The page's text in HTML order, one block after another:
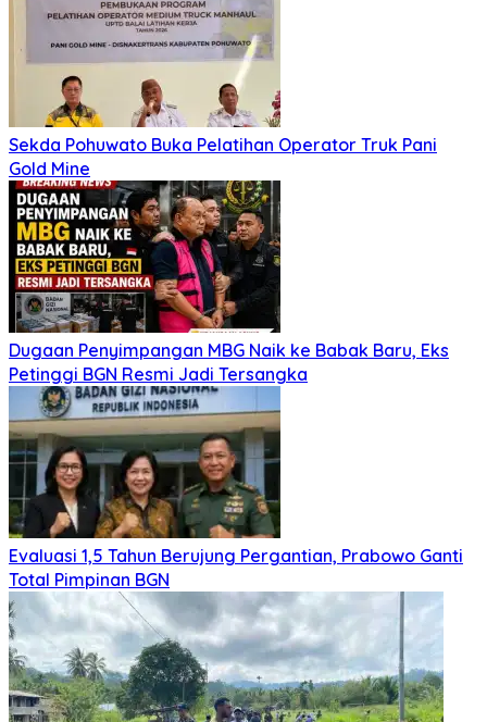
Sekda Pohuwato Buka Pelatihan Operator Truk Pani
Gold Mine
Dugaan Penyimpangan MBG Naik ke Babak Baru, Eks
Petinggi BGN Resmi Jadi Tersangka
Evaluasi 1,5 Tahun Berujung Pergantian, Prabowo Ganti
Total Pimpinan BGN